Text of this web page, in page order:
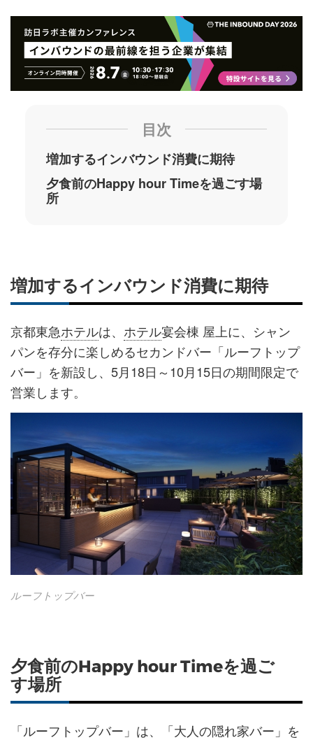
加
目次
増加するインバウンド消費に期待
夕食前のHappy hour Timeを過ごす場
所
増加するインバウンド消費に期待
京都東急ホテルは、 ホテル宴会棟 屋上に、シャン
パンを存分に楽しめるセカンドバー「ルーフトップ
バー」を新設し、5月18日～10月15日の期間限定で
営業します。
ルーフトップバー
夕食前のHappy hour Timeを過ご
す場所
「ルーフトップバー」は、「大人の隠れ家バー」を